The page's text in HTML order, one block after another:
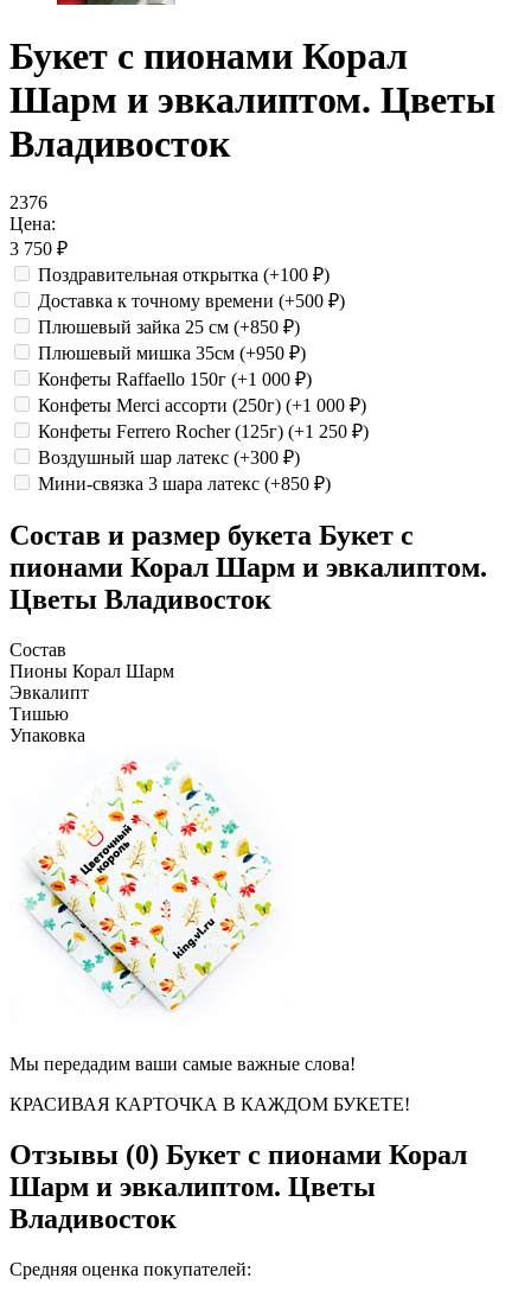
Букет с пионами Корал
Шарм и эвкалиптом. Цветы
Владивосток
2376
Цена:
3 750 ₽
Поздравительная открытка (+100 ₽)
Доставка к точному времени (+500 ₽)
Плюшевый зайка 25 см (+850 ₽)
Плюшевый мишка 35см (+950 ₽)
Конфеты Raffaello 150г (+1 000 ₽)
Конфеты Merci ассорти (250г) (+1 000 ₽)
Конфеты Ferrero Rocher (125г) (+1 250 ₽)
Воздушный шар латекс (+300 ₽)
Мини-связка 3 шара латекс (+850 ₽)
Состав и размер букета Букет с
пионами Корал Шарм и эвкалиптом.
Цветы Владивосток
Состав
Пионы Корал Шарм
Эвкалипт
Тишью
Упаковка
Мы передадим ваши самые важные слова!
КРАСИВАЯ КАРТОЧКА В КАЖДОМ БУКЕТЕ!
Отзывы (0) Букет с пионами Корал
Шарм и эвкалиптом. Цветы
Владивосток
Средняя оценка покупателей: